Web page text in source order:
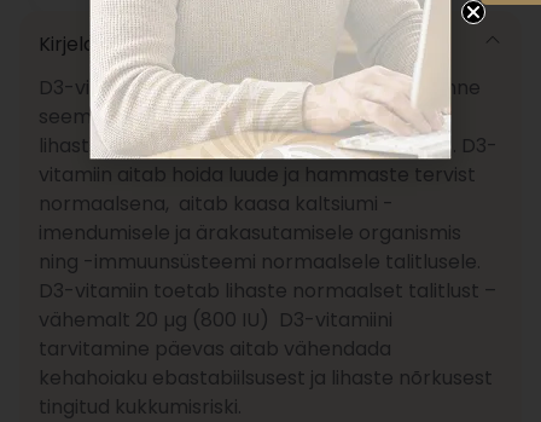
Kirjeldus
D3-vitamiini tilgad külmpressitud mustköömne
seemne õliga. D3-vitamiin on hea luudele,
lihastele, hammastele ja immuunsüsteemile. D3-
vitamiin aitab hoida luude ja hammaste tervist
normaalsena, aitab kaasa kaltsiumi -
imendumisele ja ärakasutamisele organismis
ning -immuunsüsteemi normaalsele talitlusele.
D3-vitamiin toetab lihaste normaalset talitlust –
vähemalt 20 µg (800 IU) D3-vitamiini
tarvitamine päevas aitab vähendada
kehahoiaku ebastabiilsusest ja lihaste nõrkusest
tingitud kukkumisriski.